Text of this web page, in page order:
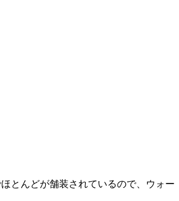
とんどが舗装されているので、ウォー